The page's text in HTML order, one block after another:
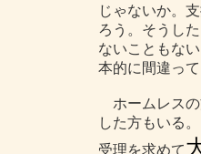
じゃないか。
ろう。そうし
ないこともな
本的に間違って
ホームレスの
した方もいる
受理を求めて